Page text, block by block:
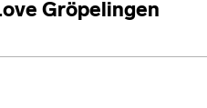
Gröpelingen